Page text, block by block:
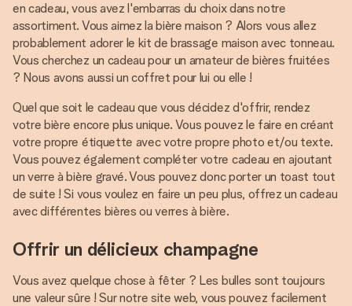
en cadeau, vous avez l'embarras du choix dans notre
assortiment. Vous aimez la bière maison ? Alors vous allez
probablement adorer le kit de brassage maison avec tonneau.
Vous cherchez un cadeau pour un amateur de bières fruitées
? Nous avons aussi un coffret pour lui ou elle !
Quel que soit le cadeau que vous décidez d'offrir, rendez
votre bière encore plus unique. Vous pouvez le faire en créant
votre propre étiquette avec votre propre photo et/ou texte.
Vous pouvez également compléter votre cadeau en ajoutant
un verre à bière gravé. Vous pouvez donc porter un toast tout
de suite ! Si vous voulez en faire un peu plus, offrez un cadeau
avec différentes bières ou verres à bière.
Offrir un délicieux champagne
Vous avez quelque chose à fêter ? Les bulles sont toujours
une valeur sûre ! Sur notre site web, vous pouvez facilement